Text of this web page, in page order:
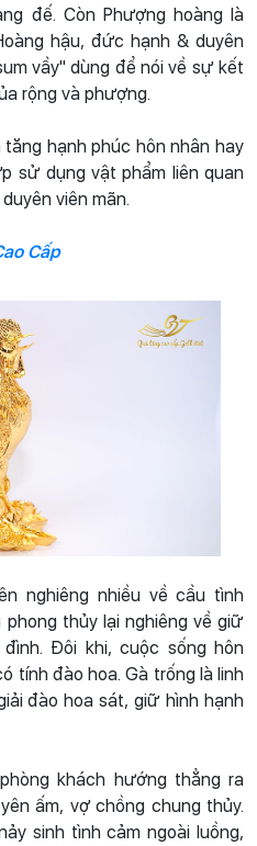
đế. Còn Phượng hoàng là
hậu, đức hạnh & duyên
vầy" dùng để nói về sự kết
rộng và phượng.
hạnh phúc hôn nhân hay
sử dụng vật phẩm liên quan
viên mãn.
Cấp
nghiêng nhiều về cầu tình
thủy lại nghiêng về giữ
Đôi khi, cuộc sống hôn
tính đào hoa. Gà trống là linh
đào hoa sát, giữ hình hạnh
khách hướng thẳng ra
ấm, vợ chồng chung thủy.
sinh tình cảm ngoài luồng,